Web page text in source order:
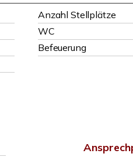
Anzahl Stellplätze
WC
Befeuerung